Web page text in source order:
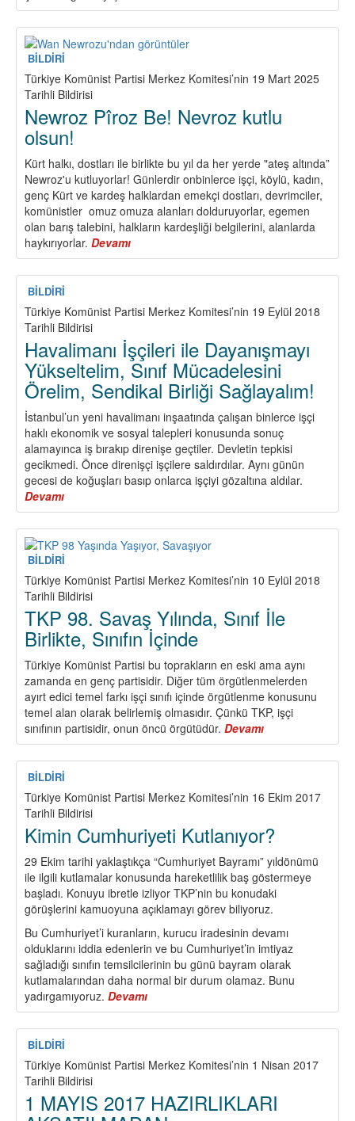
İran
Komünist
Partisi
İsrail
(CPI),
Devletleri
Komünist
Partisi
(CPUSA)
Ortak
BİLDİRİ
Türkiye Komünist Partisi Merkez Komitesi’nin 19 Mart 2025
Tarihli Bildirisi
Newroz Pîroz Be! Nevroz kutlu
olsun!
Kürt halkı, dostları ile birlikte bu yıl da her yerde "ateş altında”
Newroz'u kutluyorlar! Günlerdir onbinlerce işçi, köylü, kadın,
genç Kürt ve kardeş halklardan emekçi dostları, devrimciler,
komünistler omuz omuza alanları dolduruyorlar, egemen
olan barış talebini, halkların kardeşliği belgilerini, alanlarda
haykırıyorlar. Devamı
Newroz
Pîroz
Nevroz
kutlu
BİLDİRİ
Türkiye Komünist Partisi Merkez Komitesi’nin 19 Eylül 2018
Tarihli Bildirisi
Havalimanı İşçileri ile Dayanışmayı
Yükseltelim, Sınıf Mücadelesini
Örelim, Sendikal Birliği Sağlayalım!
İstanbul’un yeni havalimanı inşaatında çalışan binlerce işçi
haklı ekonomik ve sosyal talepleri konusunda sonuç
alamayınca iş bırakıp direnişe geçtiler. Devletin tepkisi
gecikmedi. Önce direnişçi işçilere saldırdılar. Aynı günün
gecesi de koğuşları basıp onlarca işçiyi gözaltına aldılar.
Devamı
Havalimanı
İşçileri
ile
Yükseltelim,
Sınıf
Örelim,
Sendikal
Birliği
Sağlayalım!
BİLDİRİ
Türkiye Komünist Partisi Merkez Komitesi’nin 10 Eylül 2018
Tarihli Bildirisi
TKP 98. Savaş Yılında, Sınıf İle
Birlikte, Sınıfın İçinde
Türkiye Komünist Partisi bu toprakların en eski ama aynı
zamanda en genç partisidir. Diğer tüm örgütlenmelerden
ayırt edici temel farkı işçi sınıfı içinde örgütlenme konusunu
temel alan olarak belirlemiş olmasıdır. Çünkü TKP, işçi
sınıfının partisidir, onun öncü örgütüdür. Devamı
TKP
98.
Yılında,
Sınıf
Birlikte,
Sınıfın
İçinde
BİLDİRİ
Türkiye Komünist Partisi Merkez Komitesi’nin 16 Ekim 2017
Tarihli Bildirisi
Kimin Cumhuriyeti Kutlanıyor?
29 Ekim tarihi yaklaştıkça “Cumhuriyet Bayramı” yıldönümü
ile ilgili kutlamalar konusunda hareketlilik baş göstermeye
başladı. Konuyu ibretle izliyor TKP’nin bu konudaki
görüşlerini kamuoyuna açıklamayı görev biliyoruz.
Bu Cumhuriyet’i kuranların, kurucu iradesinin devamı
olduklarını iddia edenlerin ve bu Cumhuriyet’in imtiyaz
sağladığı sınıfın temsilcilerinin bu günü bayram olarak
kutlamalarından daha normal bir durum olamaz. Bunu
yadırgamıyoruz. Devamı
Kimin
Cumhuriyeti
BİLDİRİ
Türkiye Komünist Partisi Merkez Komitesi’nin 1 Nisan 2017
Tarihli Bildirisi
1 MAYIS 2017 HAZIRLIKLARI